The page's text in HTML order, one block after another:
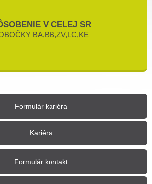
V CELEJ SR
BA,BB,ZV,LC,KE
Formulár kariéra
Kariéra
Formulár kontakt